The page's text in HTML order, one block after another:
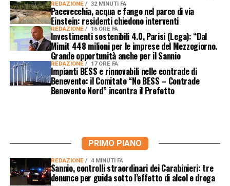
REDAZIONE 32 MINUTI FA
Pacevecchia, acqua e fango nel parco di via
Einstein: residenti chiedono interventi
REDAZIONE 16 ORE FA
Investimenti sostenibili 4.0, Parisi (Lega): “Dal
Mimit 448 milioni per le imprese del Mezzogiorno.
Grande opportunità anche per il Sannio
REDAZIONE 17 ORE FA
Impianti BESS e rinnovabili nelle contrade di
Benevento: il Comitato “No BESS – Contrade
Benevento Nord” incontra il Prefetto
PRIMO PIANO
REDAZIONE 4 MINUTI FA
Sannio, controlli straordinari dei Carabinieri: tre
denunce per guida sotto l’effetto di alcol e droga